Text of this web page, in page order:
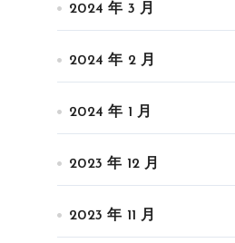
2024 年 3 月
2024 年 2 月
2024 年 1 月
2023 年 12 月
2023 年 11 月